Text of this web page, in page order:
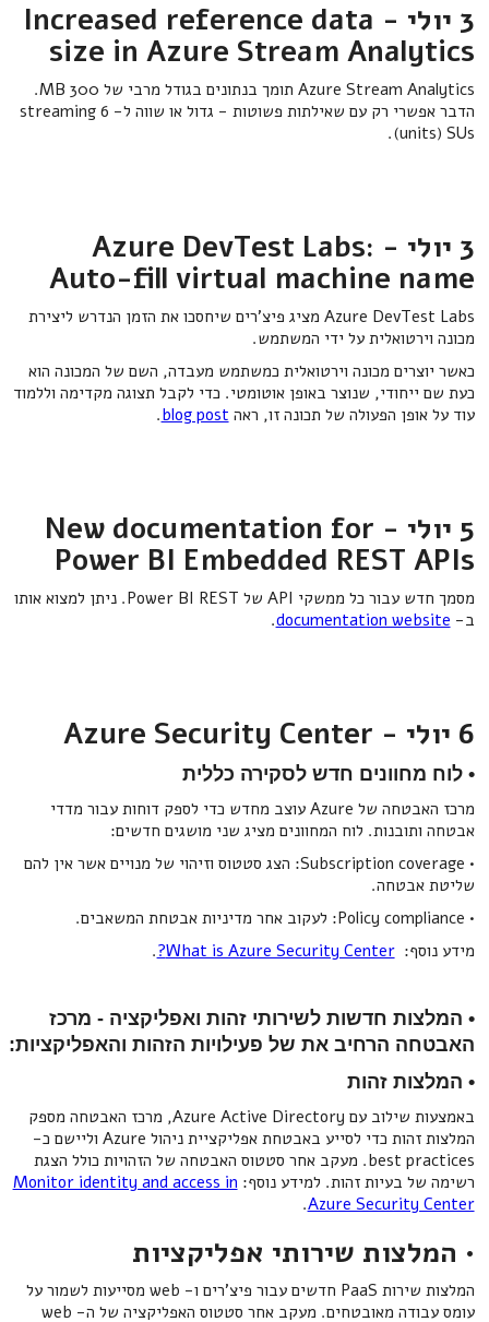
3 יולי - Increased reference data
size in Azure Stream Analytics
Azure Stream Analytics תומך בנתונים בגודל מרבי של 300 MB.
הדבר אפשרי רק עם שאילתות פשוטות - גדול או שווה ל- 6 streaming
units) SUs).
3 יולי - Azure DevTest Labs:
Auto-fill virtual machine name
Azure DevTest Labs מציג פיצ'רים שיחסכו את הזמן הנדרש ליצירת
מכונה וירטואלית על ידי המשתמש.
כאשר יוצרים מכונה וירטואלית כמשתמש מעבדה, השם של המכונה הוא
כעת שם ייחודי, שנוצר באופן אוטומטי. כדי לקבל תצוגה מקדימה וללמוד
עוד על אופן הפעולה של תכונה זו, ראה blog post
.
5 יולי - New documentation for
Power BI Embedded REST APIs
מסמך חדש עבור כל ממשקי API של Power BI REST. ניתן למצוא אותו
ב- documentation website
.
6 יולי - Azure Security Center
• לוח מחוונים חדש לסקירה כללית
מרכז האבטחה של Azure עוצב מחדש כדי לספק דוחות עבור מדדי
אבטחה ותובנות. לוח המחוונים מציג שני מושגים חדשים:
• Subscription coverage: הצג סטטוס וזיהוי של מנויים אשר אין להם
שליטת אבטחה.
• Policy compliance: לעקוב אחר מדיניות אבטחת המשאבים.
מידע נוסף:What is Azure Security Center?
.
• המלצות חדשות לשירותי זהות ואפליקציה - מרכז
האבטחה הרחיב את של פעילויות הזהות והאפליקציות:
• המלצות זהות
באמצעות שילוב עם Azure Active Directory, מרכז האבטחה מספק
המלצות זהות כדי לסייע באבטחת אפליקציית ניהול Azure וליישם כ-
best practices. מעקב אחר סטטוס האבטחה של הזהויות כולל הצגת
רשימה של בעיות זהות. למידע נוסף: Monitor identity and access in
Azure Security Center
.
• המלצות שירותי אפליקציות
המלצות שירות PaaS חדשים עבור פיצ'רים ו- web מסייעות לשמור על
עומס עבודה מאובטחים. מעקב אחר סטטוס האפליקציה של ה- web